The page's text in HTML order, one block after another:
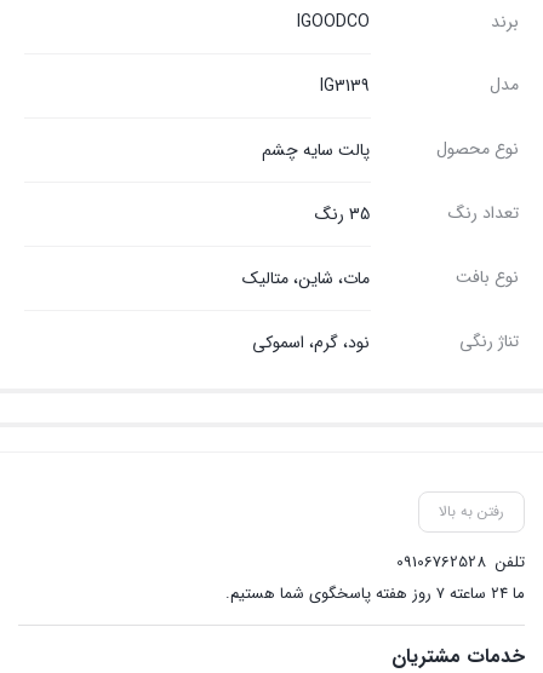
برند IGOODCO
مدل IG3139
نوع محصول پالت سایه چشم
تعداد رنگ 35 رنگ
نوع بافت مات، شاین، متالیک
تناژ رنگی نود، گرم، اسموکی
رفتن به بالا
تلفن 09106762528
ما ۲۴ ساعته ۷ روز هفته پاسخگوی شما هستیم.
خدمات مشتریان